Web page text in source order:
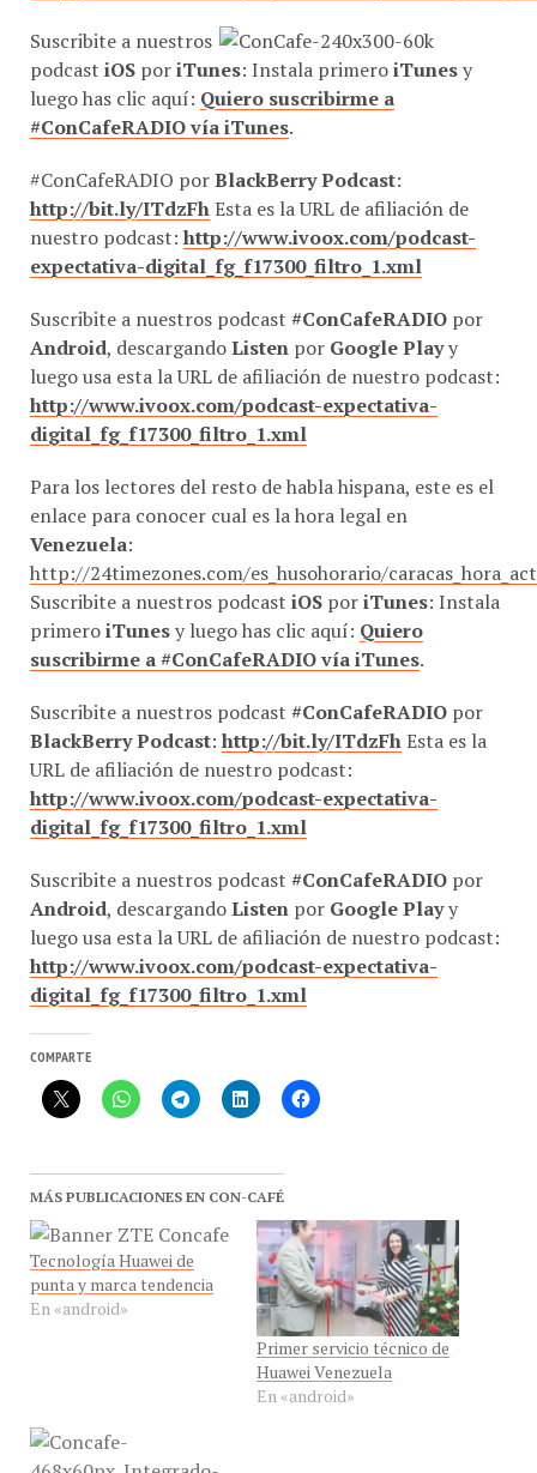
Suscribite a nuestros
podcast iOS poriTunes: Instala primeroiTunesy
luego has clic aquí: Quiero suscribirme a
#ConCafeRADIO vía iTunes
#ConCafeRADIO porBlackBerry Podcast:
http://bit.ly/ITdzFh Esta es la URL de afiliación de
nuestro podcast: http://www.ivoox.com/podcast-
expectativa-digital_fg_f17300_filtro_1.xml
Suscribite a nuestros podcast #ConCafeRADIO por
Android , descargandoListen por Google Playy
luego usa esta la URL de afiliación de nuestro podcast:
http://www.ivoox.com/podcast-expectativa-
digital_fg_f17300_filtro_1.xml
Para los lectores del resto de habla hispana, este es el
enlace para conocer cual es la hora legal en
Venezuela:
http://24timezones.com/es_husohorario/
Suscribite a nuestros podcast iOS poriTunes: Instala
primeroiTunesy luego has clic aquí: Quiero
suscribirme a #ConCafeRADIO vía iTunes
Suscribite a nuestros podcast #ConCafeRADIO por
BlackBerry Podcast: http://bit.ly/ITdzFh Esta es la
URL de afiliación de nuestro podcast:
http://www.ivoox.com/podcast-expectativa-
digital_fg_f17300_filtro_1.xml
Suscribite a nuestros podcast #ConCafeRADIO por
Android , descargandoListen por Google Playy
luego usa esta la URL de afiliación de nuestro podcast:
http://www.ivoox.com/podcast-expectativa-
digital_fg_f17300_filtro_1.xml
COMPARTE
MÁS PUBLICACIONES EN CON-CAFÉ
Tecnología Huawei de
punta y marca tendencia
En «android»
Primer servicio técnico de
Huawei Venezuela
En «android»